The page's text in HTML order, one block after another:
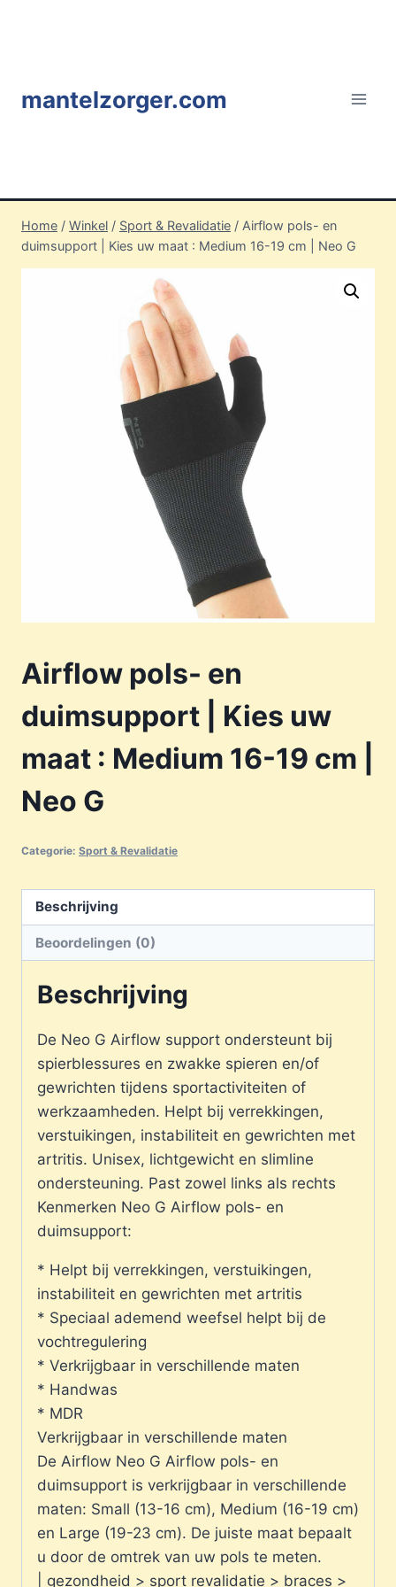
mantelzorger.com
Home / Winkel / Sport & Revalidatie / Airflow pols- en
duimsupport | Kies uw maat : Medium 16-19 cm | Neo G
Airflow pols- en
duimsupport | Kies uw
maat : Medium 16-19 cm |
Neo G
Categorie: Sport & Revalidatie
Beschrijving
Beoordelingen (0)
Beschrijving
De Neo G Airflow support ondersteunt bij
spierblessures en zwakke spieren en/of
gewrichten tijdens sportactiviteiten of
werkzaamheden. Helpt bij verrekkingen,
verstuikingen, instabiliteit en gewrichten met
artritis. Unisex, lichtgewicht en slimline
ondersteuning. Past zowel links als rechts
Kenmerken Neo G Airflow pols- en
duimsupport:
* Helpt bij verrekkingen, verstuikingen,
instabiliteit en gewrichten met artritis
* Speciaal ademend weefsel helpt bij de
vochtregulering
* Verkrijgbaar in verschillende maten
* Handwas
* MDR
Verkrijgbaar in verschillende maten
De Airflow Neo G Airflow pols- en
duimsupport is verkrijgbaar in verschillende
maten: Small (13-16 cm), Medium (16-19 cm)
en Large (19-23 cm). De juiste maat bepaalt
u door de omtrek van uw pols te meten.
| gezondheid > sport revalidatie > braces >